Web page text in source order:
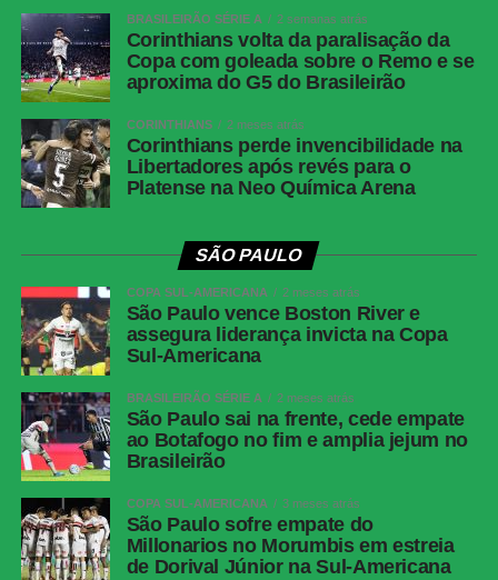
BRASILEIRÃO SÉRIE A 2 semanas atrás
Corinthians volta da paralisação da
Copa com goleada sobre o Remo e se
aproxima do G5 do Brasileirão
CORINTHIANS 2 meses atrás
Corinthians perde invencibilidade na
Libertadores após revés para o
Platense na Neo Química Arena
SÃO PAULO
COPA SUL-AMERICANA 2 meses atrás
São Paulo vence Boston River e
assegura liderança invicta na Copa
Sul-Americana
BRASILEIRÃO SÉRIE A 2 meses atrás
São Paulo sai na frente, cede empate
ao Botafogo no fim e amplia jejum no
Brasileirão
COPA SUL-AMERICANA 3 meses atrás
São Paulo sofre empate do
Millonarios no Morumbis em estreia
de Dorival Júnior na Sul-Americana